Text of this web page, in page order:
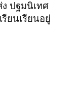
ง ปฐมนิเทศ
ยนเรียนอยู่